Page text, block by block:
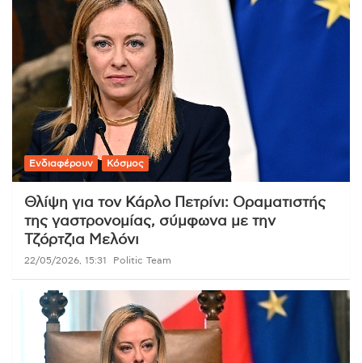
Ενδιαφέρουν Κόσμος
Θλίψη για τον Κάρλο Πετρίνι: Οραματιστής
της γαστρονομίας, σύμφωνα με την
Τζόρτζια Μελόνι
22/05/2026, 15:31 Politic Team